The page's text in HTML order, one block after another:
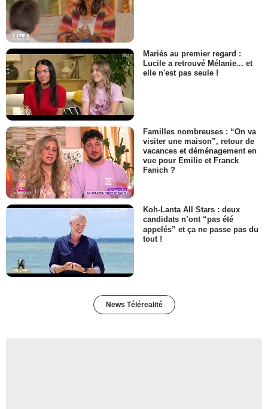
Mariés au premier regard :
Lucile a retrouvé Mélanie... et
elle n'est pas seule !
Familles nombreuses : “On va
visiter une maison”, retour de
vacances et déménagement en
vue pour Emilie et Franck
Fanich ?
Koh-Lanta All Stars : deux
candidats n’ont “pas été
appelés” et ça ne passe pas du
tout !
News Télérealité